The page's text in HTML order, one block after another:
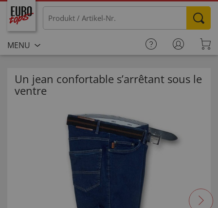
MENU
Un jean confortable s’arrêtant sous le
ventre